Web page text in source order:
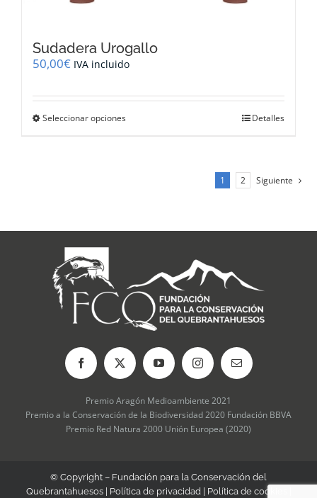
Sudadera Urogallo
50,00€ IVA incluido
Seleccionar opciones
pueden
página
de
producto
Detalles
1 2 Siguiente
Premio Aragón Medioambiente 2021
Premio a la Conservación de la Biodiversidad 2020 Fundación BBVA
Premio Red Natura 2000 Unión Europea (2020)
© Copyright – Fundación para la Conservación del
Quebrantahuesos | Política de privacidad | Política de cookies